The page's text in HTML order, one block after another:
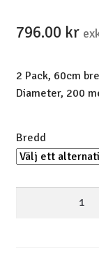
796.00 kr
2 Pack, 60cm
Diameter, 200
Bredd